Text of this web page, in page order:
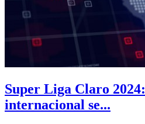
Super Liga Claro
internacional se...